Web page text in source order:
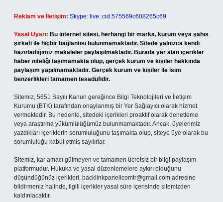
Reklam ve İletişim: Skype: live:.cid.575569c608265c69
Yasal Uyarı: Bu internet sitesi, herhangi bir marka, kurum veya şahıs
şirketi ile hiçbir bağlantısı bulunmamaktadır. Sitede yalnızca kendi
hazırladığımız makaleler paylaşılmaktadır. Burada yer alan içerikler
haber niteliği taşımamakta olup, gerçek kurum ve kişiler hakkında
paylaşım yapılmamaktadır. Gerçek kurum ve kişiler ile isim
benzerlikleri tamamen tesadüfidir.
Sitemiz, 5651 Sayılı Kanun gereğince Bilgi Teknolojileri ve İletişim
Kurumu (BTK) tarafından onaylanmış bir Yer Sağlayıcı olarak hizmet
vermektedir. Bu nedenle, sitedeki içerikleri proaktif olarak denetleme
veya araştırma yükümlülüğümüz bulunmamaktadır. Ancak, üyelerimiz
yazdıkları içeriklerin sorumluluğunu taşımakta olup, siteye üye olarak bu
sorumluluğu kabul etmiş sayılırlar.
Sitemiz, kar amacı gütmeyen ve tamamen ücretsiz bir bilgi paylaşım
platformudur. Hukuka ve yasal düzenlemelere aykırı olduğunu
düşündüğünüz içerikleri, backlinkpanelicomtr@gmail.com adresine
bildirmeniz halinde, ilgili içerikler yasal süre içerisinde sitemizden
kaldırılacaktır.